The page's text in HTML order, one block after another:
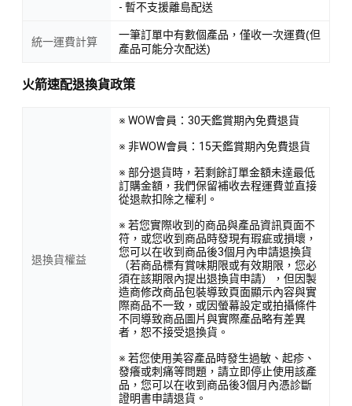
- 暫不支援離島配送
統一運費計算
一筆訂單中有數個產品，僅收一次運費(但
產品可能分次配送)
火箭速配退換貨政策
退換貨權益
※ WOW會員：30天鑑賞期內免費退貨
※ 非WOW會員：15天鑑賞期內免費退貨
※ 部分退貨時，若剩餘訂單金額未達最低
訂購金額，我們保留補收去程運費並直接
從退款扣除之權利。
※ 若您實際收到的商品與產品資訊頁面不
符，或您收到商品時發現有瑕疵或損壞，
您可以在收到商品後3個月內申請退換貨
（若商品標有賞味期限或有效期限，您必
須在該期限內提出退換貨申請），但因製
造商修改商品包裝導致頁面顯示內容與實
際商品不一致，或因螢幕設定或拍攝條件
不同導致商品圖片與實際產品略有差異
者，恕不接受退換貨。
※ 若您使用美容產品時發生過敏、起疹、
發癢或刺痛等問題，請立即停止使用該產
品，您可以在收到商品後3個月內憑診斷
證明書申請退貨。